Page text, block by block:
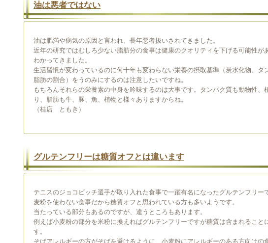
油は悪者ではない
油は肥満や病気の原因と言われ、長年悪者扱いされてきました。
近年の研究ではむしろ少ない脂肪分の食事は健康のクオリティを下げる可能性が
わかってきました。
生活習慣が変わっているのに何十年も変わらない栄養の摂取基準（炭水化物、タ
脂肪の割合）をうのみにするのは注意したいですね。
もちろんそれらの栄養素の中身を吟味するのは大事です。タンパク質も動物性、
り、脂肪も牛、豚、魚、植物と様々ありますからね。
（桂店 ともき）
グルテンフリーは糖質オフとは違います
テニスのジョコビッチ選手が取り入れた食事で一躍有名になったグルテンフリー
麦粉を使わない食事だから糖質オフと思われている方も多いようです。
当たっている部分もあるのですが、違うところもあります。
例えば小麦粉の部分を米粉に換えればグルテンフリーですが糖質は含まれること
す。
そばアレルギーの方がそばを避けるように、小麦粉にアレルギーのある方向けの